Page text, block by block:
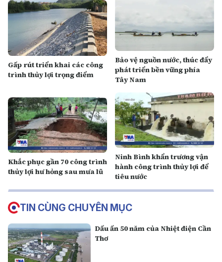
Gấp rút triển khai các công
trình thủy lợi trọng điểm
Bảo vệ nguồn nước, thúc đẩy
phát triển bền vững phía
Tây Nam
Khắc phục gần 70 công trình
thủy lợi hư hỏng sau mưa lũ
Ninh Bình khẩn trương vận
hành công trình thủy lợi để
tiêu nước
TIN CÙNG CHUYÊN MỤC
Dấu ấn 50 năm của Nhiệt điện Cần
Thơ